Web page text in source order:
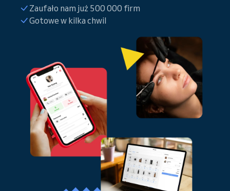
Zaufało nam już 500 000 firm
Gotowe w kilka chwil